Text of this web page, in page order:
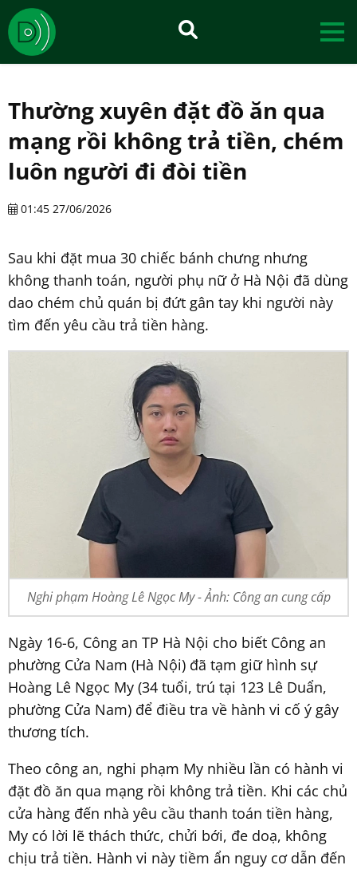
Thường xuyên đặt đồ ăn qua
mạng rồi không trả tiền, chém
luôn người đi đòi tiền
01:45 27/06/2026
Sau khi đặt mua 30 chiếc bánh chưng nhưng
không thanh toán, người phụ nữ ở Hà Nội đã dùng
dao chém chủ quán bị đứt gân tay khi người này
tìm đến yêu cầu trả tiền hàng.
Nghi phạm Hoàng Lê Ngọc My - Ảnh: Công an cung cấp
Ngày 16-6, Công an TP Hà Nội cho biết Công an
phường Cửa Nam (Hà Nội) đã tạm giữ hình sự
Hoàng Lê Ngọc My (34 tuổi, trú tại 123 Lê Duẩn,
phường Cửa Nam) để điều tra về hành vi cố ý gây
thương tích.
Theo công an, nghi phạm My nhiều lần có hành vi
đặt đồ ăn qua mạng rồi không trả tiền. Khi các chủ
cửa hàng đến nhà yêu cầu thanh toán tiền hàng,
My có lời lẽ thách thức, chửi bới, đe doạ, không
chịu trả tiền. Hành vi này tiềm ẩn nguy cơ dẫn đến